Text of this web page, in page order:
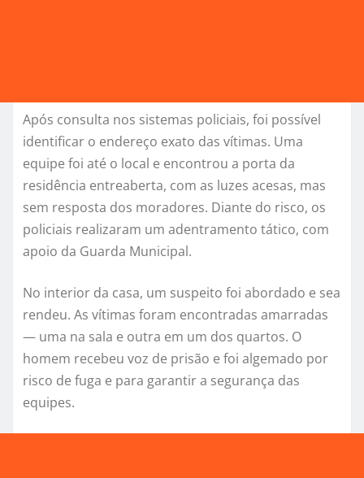
Após consulta nos sistemas policiais, foi possível
identificar o endereço exato das vítimas. Uma
equipe foi até o local e encontrou a porta da
residência entreaberta, com as luzes acesas, mas
sem resposta dos moradores. Diante do risco, os
policiais realizaram um adentramento tático, com
apoio da Guarda Municipal.
No interior da casa, um suspeito foi abordado e sea
rendeu. As vítimas foram encontradas amarradas
— uma na sala e outra em um dos quartos. O
homem recebeu voz de prisão e foi algemado por
risco de fuga e para garantir a segurança das
equipes.